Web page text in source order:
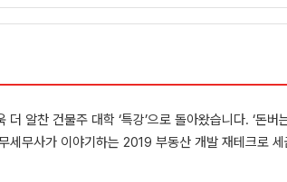
더 알찬 건물주 대학 ‘특강’으로 돌아왔습니다. ‘돈
세무사가 이야기하는 2019 부동산 개발 재테크로